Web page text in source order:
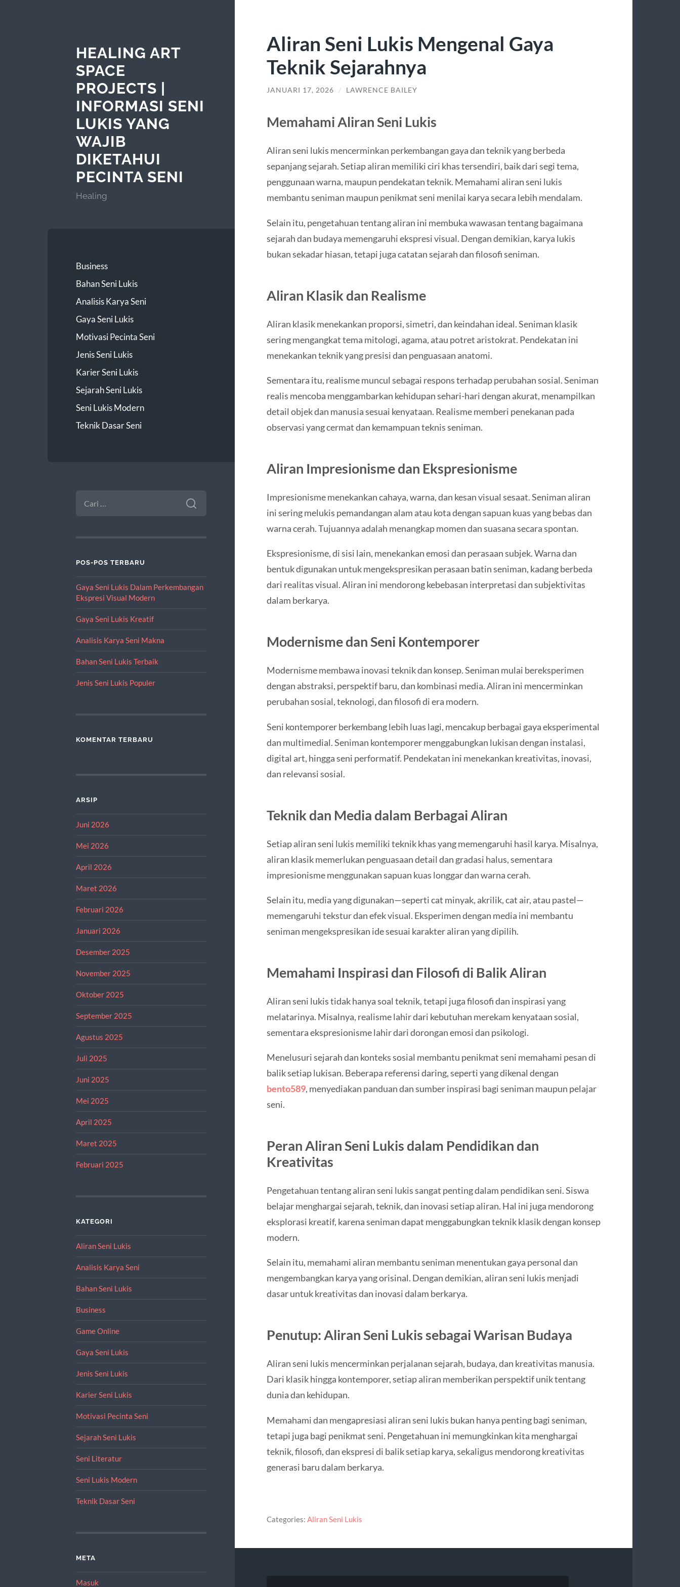
HEALING ART
SPACE
PROJECTS |
INFORMASI SENI
LUKIS YANG
WAJIB
DIKETAHUI
PECINTA SENI
Healing
Business
Bahan Seni Lukis
Analisis Karya Seni
Gaya Seni Lukis
Motivasi Pecinta Seni
Jenis Seni Lukis
Karier Seni Lukis
Sejarah Seni Lukis
Seni Lukis Modern
Teknik Dasar Seni
UNTUK:
POS-POS TERBARU
Gaya Seni Lukis Dalam Perkembangan
Ekspresi Visual Modern
Gaya Seni Lukis Kreatif
Analisis Karya Seni Makna
Bahan Seni Lukis Terbaik
Jenis Seni Lukis Populer
KOMENTAR TERBARU
ARSIP
Juni 2026
Mei 2026
April 2026
Maret 2026
Februari 2026
Januari 2026
Desember 2025
November 2025
Oktober 2025
September 2025
Agustus 2025
Juli 2025
Juni 2025
Mei 2025
April 2025
Maret 2025
Februari 2025
KATEGORI
Aliran Seni Lukis
Analisis Karya Seni
Bahan Seni Lukis
Business
Game Online
Gaya Seni Lukis
Jenis Seni Lukis
Karier Seni Lukis
Motivasi Pecinta Seni
Sejarah Seni Lukis
Seni Literatur
Seni Lukis Modern
Teknik Dasar Seni
META
Masuk
Aliran Seni Lukis Mengenal Gaya
Teknik Sejarahnya
JANUARI 17, 2026 / LAWRENCE BAILEY
Memahami Aliran Seni Lukis
Aliran seni lukis mencerminkan perkembangan gaya dan teknik yang berbeda
sepanjang sejarah. Setiap aliran memiliki ciri khas tersendiri, baik dari segi tema,
penggunaan warna, maupun pendekatan teknik. Memahami aliran seni lukis
membantu seniman maupun penikmat seni menilai karya secara lebih mendalam.
Selain itu, pengetahuan tentang aliran ini membuka wawasan tentang bagaimana
sejarah dan budaya memengaruhi ekspresi visual. Dengan demikian, karya lukis
bukan sekadar hiasan, tetapi juga catatan sejarah dan filosofi seniman.
Aliran Klasik dan Realisme
Aliran klasik menekankan proporsi, simetri, dan keindahan ideal. Seniman klasik
sering mengangkat tema mitologi, agama, atau potret aristokrat. Pendekatan ini
menekankan teknik yang presisi dan penguasaan anatomi.
Sementara itu, realisme muncul sebagai respons terhadap perubahan sosial. Seniman
realis mencoba menggambarkan kehidupan sehari-hari dengan akurat, menampilkan
detail objek dan manusia sesuai kenyataan. Realisme memberi penekanan pada
observasi yang cermat dan kemampuan teknis seniman.
Aliran Impresionisme dan Ekspresionisme
Impresionisme menekankan cahaya, warna, dan kesan visual sesaat. Seniman aliran
ini sering melukis pemandangan alam atau kota dengan sapuan kuas yang bebas dan
warna cerah. Tujuannya adalah menangkap momen dan suasana secara spontan.
Ekspresionisme, di sisi lain, menekankan emosi dan perasaan subjek. Warna dan
bentuk digunakan untuk mengekspresikan perasaan batin seniman, kadang berbeda
dari realitas visual. Aliran ini mendorong kebebasan interpretasi dan subjektivitas
dalam berkarya.
Modernisme dan Seni Kontemporer
Modernisme membawa inovasi teknik dan konsep. Seniman mulai bereksperimen
dengan abstraksi, perspektif baru, dan kombinasi media. Aliran ini mencerminkan
perubahan sosial, teknologi, dan filosofi di era modern.
Seni kontemporer berkembang lebih luas lagi, mencakup berbagai gaya eksperimental
dan multimedial. Seniman kontemporer menggabungkan lukisan dengan instalasi,
digital art, hingga seni performatif. Pendekatan ini menekankan kreativitas, inovasi,
dan relevansi sosial.
Teknik dan Media dalam Berbagai Aliran
Setiap aliran seni lukis memiliki teknik khas yang memengaruhi hasil karya. Misalnya,
aliran klasik memerlukan penguasaan detail dan gradasi halus, sementara
impresionisme menggunakan sapuan kuas longgar dan warna cerah.
Selain itu, media yang digunakan—seperti cat minyak, akrilik, cat air, atau pastel—
memengaruhi tekstur dan efek visual. Eksperimen dengan media ini membantu
seniman mengekspresikan ide sesuai karakter aliran yang dipilih.
Memahami Inspirasi dan Filosofi di Balik Aliran
Aliran seni lukis tidak hanya soal teknik, tetapi juga filosofi dan inspirasi yang
melatarinya. Misalnya, realisme lahir dari kebutuhan merekam kenyataan sosial,
sementara ekspresionisme lahir dari dorongan emosi dan psikologi.
Menelusuri sejarah dan konteks sosial membantu penikmat seni memahami pesan di
balik setiap lukisan. Beberapa referensi daring, seperti yang dikenal dengan
bento589, menyediakan panduan dan sumber inspirasi bagi seniman maupun pelajar
seni.
Peran Aliran Seni Lukis dalam Pendidikan dan
Kreativitas
Pengetahuan tentang aliran seni lukis sangat penting dalam pendidikan seni. Siswa
belajar menghargai sejarah, teknik, dan inovasi setiap aliran. Hal ini juga mendorong
eksplorasi kreatif, karena seniman dapat menggabungkan teknik klasik dengan konsep
modern.
Selain itu, memahami aliran membantu seniman menentukan gaya personal dan
mengembangkan karya yang orisinal. Dengan demikian, aliran seni lukis menjadi
dasar untuk kreativitas dan inovasi dalam berkarya.
Penutup: Aliran Seni Lukis sebagai Warisan Budaya
Aliran seni lukis mencerminkan perjalanan sejarah, budaya, dan kreativitas manusia.
Dari klasik hingga kontemporer, setiap aliran memberikan perspektif unik tentang
dunia dan kehidupan.
Memahami dan mengapresiasi aliran seni lukis bukan hanya penting bagi seniman,
tetapi juga bagi penikmat seni. Pengetahuan ini memungkinkan kita menghargai
teknik, filosofi, dan ekspresi di balik setiap karya, sekaligus mendorong kreativitas
generasi baru dalam berkarya.
Categories: Aliran Seni Lukis